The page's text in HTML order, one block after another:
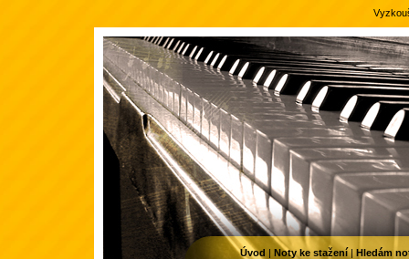
Úvod | Noty ke stažení| Hledám